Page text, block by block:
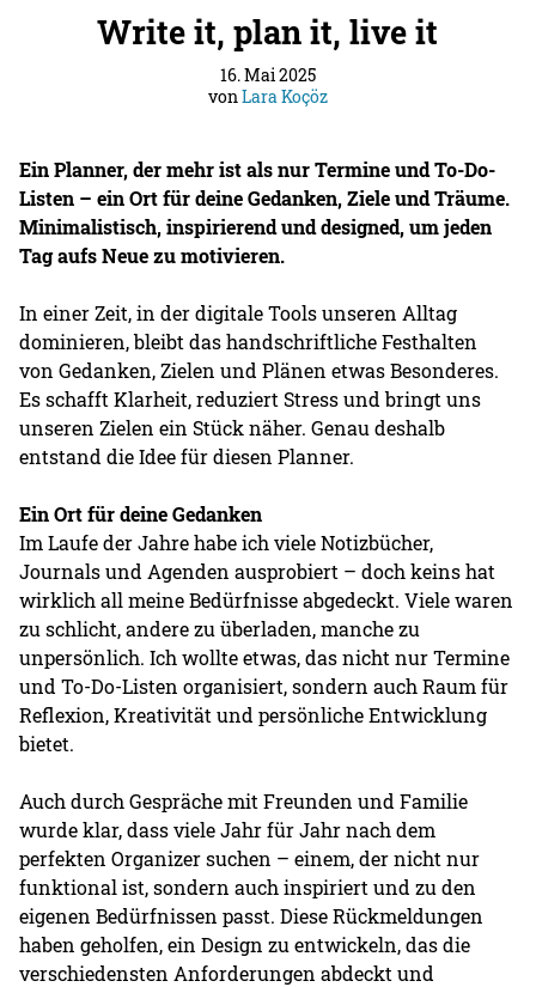
Write it, plan it, live it
16. Mai 2025
vonLara Koçöz
Ein Planner, der mehr ist als nur Termine und To-Do-
Listen – ein Ort für deine Gedanken, Ziele und Träume.
Minimalistisch, inspirierend und designed, um jeden
Tag aufs Neue zu motivieren.
In einer Zeit, in der digitale Tools unseren Alltag
dominieren, bleibt das handschriftliche Festhalten
von Gedanken, Zielen und Plänen etwas Besonderes.
Es schafft Klarheit, reduziert Stress und bringt uns
unseren Zielen ein Stück näher. Genau deshalb
entstand die Idee für diesen Planner.
Ein Ort für deine Gedanken
Im Laufe der Jahre habe ich viele Notizbücher,
Journals und Agenden ausprobiert – doch keins hat
wirklich all meine Bedürfnisse abgedeckt. Viele waren
zu schlicht, andere zu überladen, manche zu
unpersönlich. Ich wollte etwas, das nicht nur Termine
und To-Do-Listen organisiert, sondern auch Raum für
Reflexion, Kreativität und persönliche Entwicklung
bietet.
Auch durch Gespräche mit Freunden und Familie
wurde klar, dass viele Jahr für Jahr nach dem
perfekten Organizer suchen – einem, der nicht nur
funktional ist, sondern auch inspiriert und zu den
eigenen Bedürfnissen passt. Diese Rückmeldungen
haben geholfen, ein Design zu entwickeln, das die
verschiedensten Anforderungen abdeckt und